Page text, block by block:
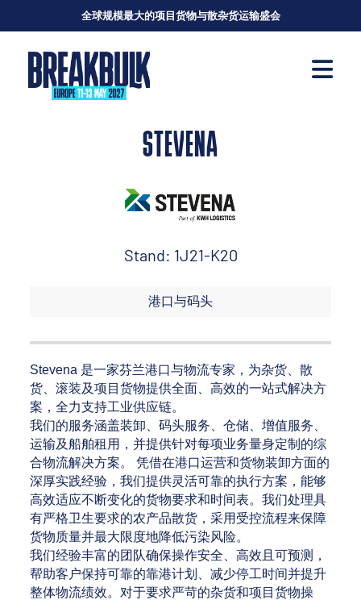
全球规模最大的项目货物与散杂货运输盛会
STEVENA
Stand: 1J21-K20
港口与码头
Stevena 是一家芬兰港口与物流专家，为杂货、散
货、滚装及项目货物提供全面、高效的一站式解决方
案，全力支持工业供应链。
我们的服务涵盖装卸、码头服务、仓储、增值服务、
运输及船舶租用，并提供针对每项业务量身定制的综
合物流解决方案。 凭借在港口运营和货物装卸方面的
深厚实践经验，我们提供灵活可靠的执行方案，能够
高效适应不断变化的货物要求和时间表。我们处理具
有严格卫生要求的农产品散货，采用受控流程来保障
货物质量并最大限度地降低污染风险。
我们经验丰富的团队确保操作安全、高效且可预测，
帮助客户保持可靠的靠港计划、减少停工时间并提升
整体物流绩效。对于要求严苛的杂货和项目货物操